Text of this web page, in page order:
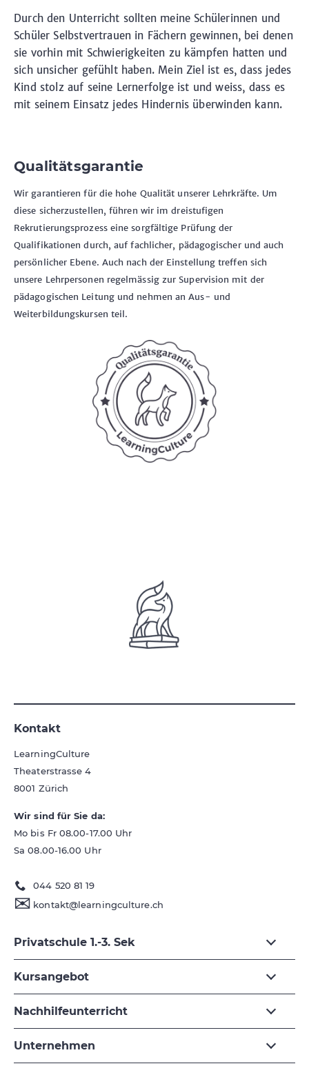
Durch den Unterricht sollten meine Schülerinnen und
Schüler Selbstvertrauen in Fächern gewinnen, bei denen
sie vorhin mit Schwierigkeiten zu kämpfen hatten und
sich unsicher gefühlt haben. Mein Ziel ist es, dass jedes
Kind stolz auf seine Lernerfolge ist und weiss, dass es
mit seinem Einsatz jedes Hindernis überwinden kann.
Qualitätsgarantie
Wir garantieren für die hohe Qualität unserer Lehrkräfte. Um
diese sicherzustellen, führen wir im dreistufigen
Rekrutierungsprozess eine sorgfältige Prüfung der
Qualifikationen durch, auf fachlicher, pädagogischer und auch
persönlicher Ebene. Auch nach der Einstellung treffen sich
unsere Lehrpersonen regelmässig zur Supervision mit der
pädagogischen Leitung und nehmen an Aus- und
Weiterbildungskursen teil.
Kontakt
LearningCulture
Theaterstrasse 4
8001 Zürich
Wir sind für Sie da:
Mo bis Fr 08.00-17.00 Uhr
Sa 08.00-16.00 Uhr
044 520 81 19
✉ kontakt@learningculture.ch
Privatschule 1.-3. Sek
Kursangebot
Nachhilfeunterricht
Unternehmen